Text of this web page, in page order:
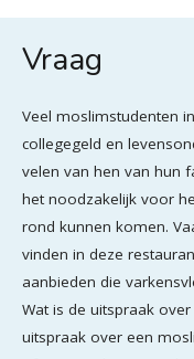
Vraag
Veel moslimstudenten
collegegeld en
velen van hen van hun
het noodzakelijk voor
rond kunnen komen.
vinden in deze
aanbieden die
Wat is de uitspraak
uitspraak over een